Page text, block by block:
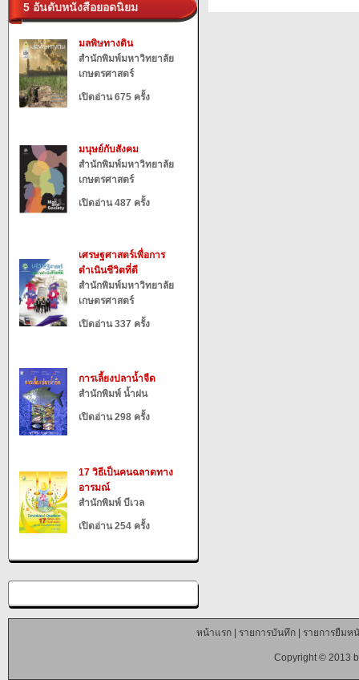
5 อันดับหนังสือยอดนิยม
มลพิษทางดิน
สำนักพิมพ์มหาวิทยาลัย
เกษตรศาสตร์
เปิดอ่าน 675 ครั้ง
มนุษย์กับสังคม
สำนักพิมพ์มหาวิทยาลัย
เกษตรศาสตร์
เปิดอ่าน 487 ครั้ง
เศรษฐศาสตร์เพื่อการ
ดำเนินชีวิตที่ดี
สำนักพิมพ์มหาวิทยาลัย
เกษตรศาสตร์
เปิดอ่าน 337 ครั้ง
การเลี้ยงปลาน้ำจืด
สำนักพิมพ์ น้ำฝน
เปิดอ่าน 298 ครั้ง
17 วิธีเป็นคนฉลาดทาง
อารมณ์
สำนักพิมพ์ บีเวล
เปิดอ่าน 254 ครั้ง
หน้าแรก| รายการบันทึก| รายการยืมห
Copyright © 2013